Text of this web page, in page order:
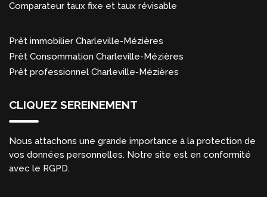
Comparateur taux fixe et taux révisable
Prêt immobilier Charleville-Mézières
Prêt Consommation Charleville-Mézières
Prêt professionnel Charleville-Mézières
CLIQUEZ SEREINEMENT
Nous attachons une grande importance à la protection de
vos données personnelles. Notre site est en conformité
avec le RGPD.